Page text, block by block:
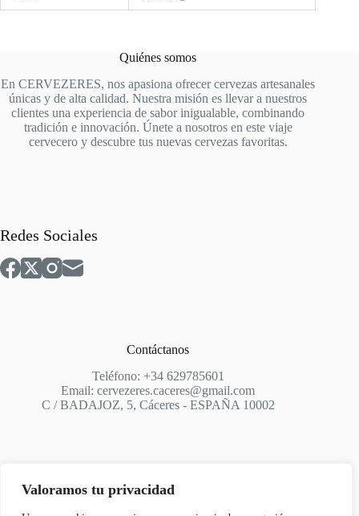
Valoramos tu privacidad
Quiénes somos
En CERVEZERES, nos apasiona ofrecer cervezas artesanales
únicas y de alta calidad. Nuestra misión es llevar a nuestros
clientes una experiencia de sabor inigualable, combinando
tradición e innovación. Únete a nosotros en este viaje
cervecero y descubre tus nuevas cervezas favoritas.
Redes Sociales
Contáctanos
Teléfono: +34 629785601
Email: cervezeres.caceres@gmail.com
C / BADAJOZ, 5, Cáceres - ESPAÑA 10002
Apoyo